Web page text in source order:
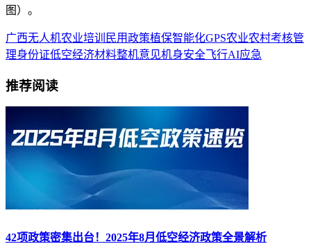
图）。
广西无人机农业培训 民用政策植保智能化GPS农业农村考核管
理身份证低空经济材料整机意见机身安全飞行AI应急
推荐阅读
42项政策密集出台！2025年8月低空经济政策全景解析